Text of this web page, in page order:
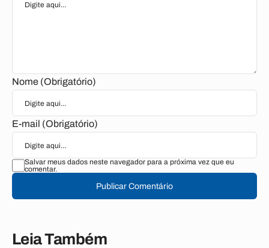
Nome (Obrigatório)
E-mail (Obrigatório)
Salvar meus dados neste navegador para a próxima vez que eu
comentar.
Publicar Comentário
Leia Também